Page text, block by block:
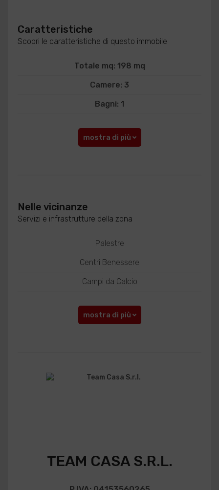
Caratteristiche
Scopri le caratteristiche di questo immobile
Totale mq: 198 mq
Camere: 3
Bagni: 1
mostra di più
Nelle vicinanze
Servizi e infrastrutture della zona
Palestre
Centri Benessere
Campi da Calcio
mostra di più
TEAM CASA S.R.L.